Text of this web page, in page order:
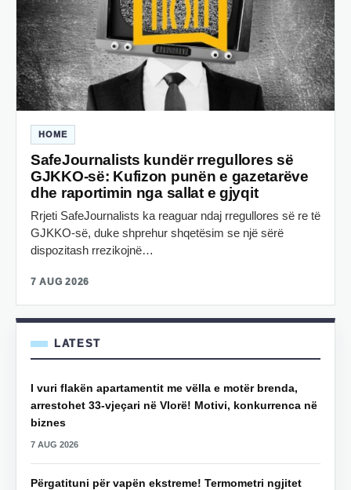
HOME
SafeJournalists kundër rregullores së
GJKKO-së: Kufizon punën e gazetarëve
dhe raportimin nga sallat e gjyqit
Rrjeti SafeJournalists ka reaguar ndaj rregullores së re të
GJKKO-së, duke shprehur shqetësim se një sërë
dispozitash rrezikojnë…
7 AUG 2026
LATEST
I vuri flakën apartamentit me vëlla e motër brenda,
arrestohet 33-vjeçari në Vlorë! Motivi, konkurrenca në
biznes
7 AUG 2026
Përgatituni për vapën ekstreme! Termometri ngjitet